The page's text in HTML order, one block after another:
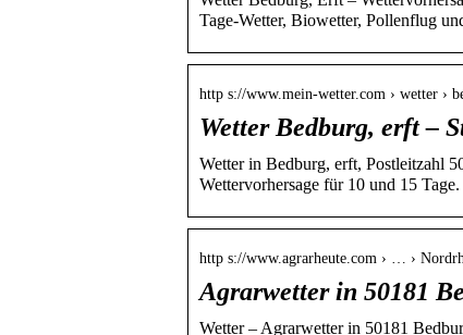
Tage-Wetter, Biowetter, Pollenflug
http s://www.mein-wetter.com › wetter ›
Wetter Bedburg, erft –
Wetter in Bedburg, erft, Postleitzahl
Wettervorhersage für 10 und 15 Tage.
http s://www.agrarheute.com › … ›
Agrarwetter in 50181
Wetter – Agrarwetter in 50181